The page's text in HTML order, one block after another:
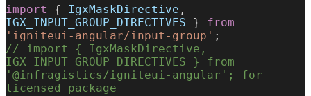
import
{ IgxMaskDirective
IGX_INPUT_GROUP_DIRECTIVES } from
'igniteui-angular/input-group' ;
// import { IgxMaskDirective,
IGX_INPUT_GROUP_DIRECTIVES } from
'@infragistics/igniteui-angular'; for
licensed package